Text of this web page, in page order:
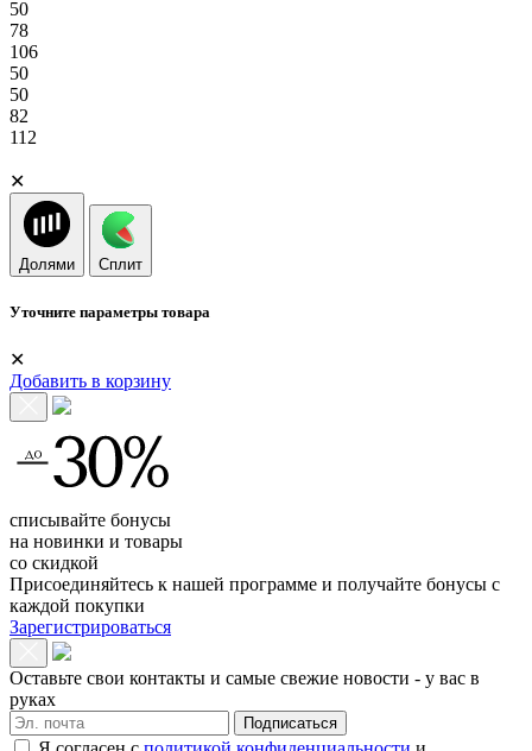
50
78
106
50
50
82
112
✕
Долями Сплит
Уточните параметры товара
✕
Добавить в корзину
списывайте бонусы
на новинки и товары
со скидкой
Присоединяйтесь к нашей программе и получайте бонусы с
каждой покупки
Зарегистрироваться
Оставьте свои контакты и самые свежие новости - у вас в
руках
Подписаться